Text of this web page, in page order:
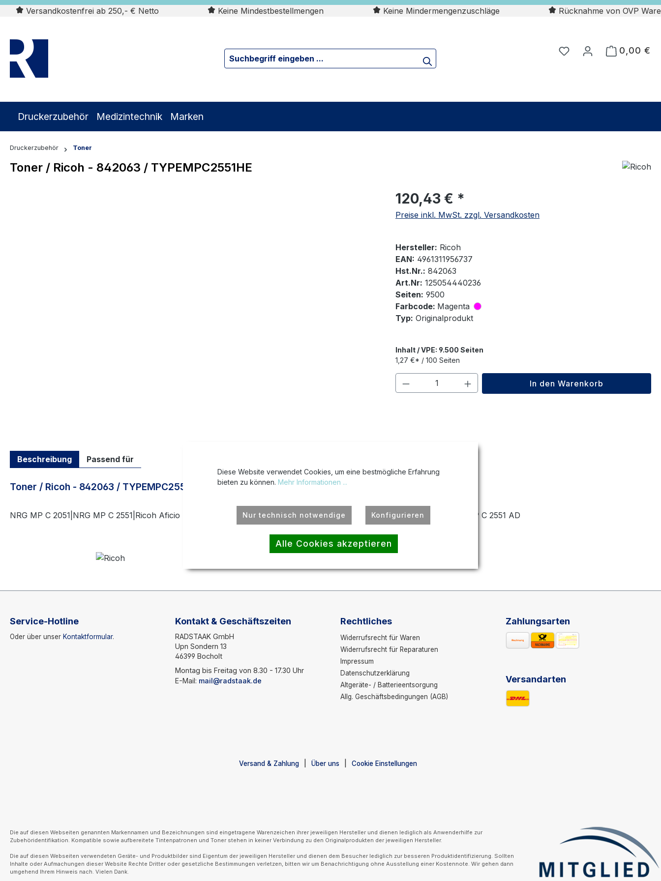
Zur Hauptnavigation springen
Versandkostenfrei ab 250,- € Netto Keine Mindestbestellmengen Keine Mindermengenzuschläge Rücknahme von OVP Ware
0,00 €
Druckerzubehör Medizintechnik Marken
Druckerzubehör Toner
Toner / Ricoh - 842063 / TYPEMPC2551HE
120,43 € *
Preise inkl. MwSt. zzgl. Versandkosten
Hersteller: Ricoh
EAN: 4961311956737
Hst.Nr.: 842063
Art.Nr: 125054440236
Seiten: 9500
Farbcode: Magenta
Typ: Originalprodukt
Inhalt / VPE: 9.500 Seiten
1,27 €* / 100 Seiten
Produkt Anzahl: Gib den gewünschten Wert
In den Warenkorb
Beschreibung Passend für
Toner / Ricoh - 842063 / TYPEMPC2551HE
NRG MP C 2051|NRG MP C 2551|Ricoh Aficio MP C 2051|Ricoh Aficio MP C 2051 AD|Ricoh Aficio MP C 2551|Ricoh Aficio MP C 2551 AD
Service-Hotline
Oder über unser Kontaktformular.
Kontakt & Geschäftszeiten
RADSTAAK GmbH
Upn Sondern 13
46399 Bocholt
Montag bis Freitag von 8.30 - 17.30 Uhr
E-Mail: mail@radstaak.de
Rechtliches
Widerrufsrecht für Waren
Widerrufsrecht für Reparaturen
Impressum
Datenschutzerklärung
Altgeräte- / Batterieentsorgung
Allg. Geschäftsbedingungen (AGB)
Zahlungsarten
Versandarten
Versand & Zahlung Über uns Cookie Einstellungen
Die auf diesen Webseiten genannten Markennamen und Bezeichnungen sind eingetragene Warenzeichen ihrer jeweiligen Hersteller und dienen lediglich als Anwenderhilfe zur
Zubehöridentifikation. Kompatible sowie aufbereitete Tintenpatronen und Toner stehen in keiner Verbindung zu den Originalprodukten der jeweiligen Hersteller.
Die auf diesen Webseiten verwendeten Geräte- und Produktbilder sind Eigentum der jeweiligen Hersteller und dienen dem Besucher lediglich zur besseren Produktidentifizierung. Sollten
Inhalte oder Aufmachungen dieser Website Rechte Dritter oder gesetzliche Bestimmungen verletzen, bitten wir um Benachrichtigung ohne Ausstellung einer Kostennote. Wir gehen dann
umgehend Ihrem Hinweis nach. Vielen Dank.
Diese Website verwendet Cookies, um eine bestmögliche Erfahrung
bieten zu können. Mehr Informationen ...
Nur technisch notwendige Konfigurieren
Alle Cookies akzeptieren